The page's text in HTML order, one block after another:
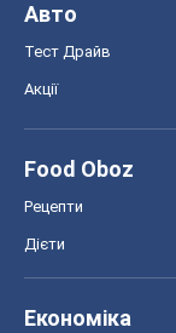
Авто
Тест Драйв
Акції
Food Oboz
Рецепти
Дієти
Економіка